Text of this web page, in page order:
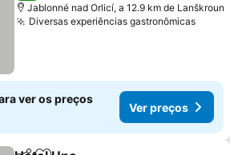
Jablonné nad Orlicí, a 12.9 km de Lanškroun
Diversas experiências gastronômicas
ver os preços
Ver preços